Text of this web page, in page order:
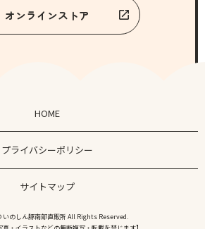
オンラインストア
HOME
プライバシーポリシー
サイトマップ
のしん豚南部直販所 All Rights Reserved.